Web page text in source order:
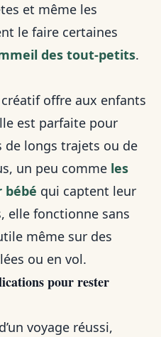
et même les
le faire certaines
des tout-petits.
offre aux enfants
est parfaite pour
de longs trajets ou de
un peu comme les
bébé qui captent leur
elle fonctionne sans
même sur des
ou en vol.
pour rester
voyage réussi,